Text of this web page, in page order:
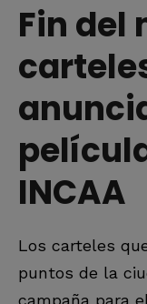
Fin del
INCAA
Los carteles
puntos de la
campaña para